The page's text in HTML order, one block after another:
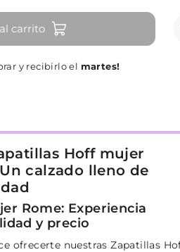
carrito
y recibirlo el martes!
Hoff mujer
calzado lleno de
Rome: Experiencia
y precio
ofrecerte nuestras Zapatillas